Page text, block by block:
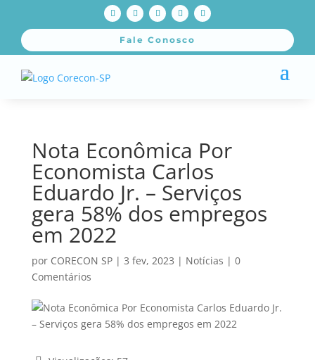
Fale Conosco
Nota Econômica Por
Economista Carlos
Eduardo Jr. – Serviços
gera 58% dos empregos
em 2022
por CORECON SP| 3 fev, 2023 | Notícias | 0
Comentários